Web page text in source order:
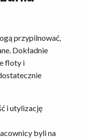
przypilnować,
Dokładnie
floty i
i utylizację
byli na